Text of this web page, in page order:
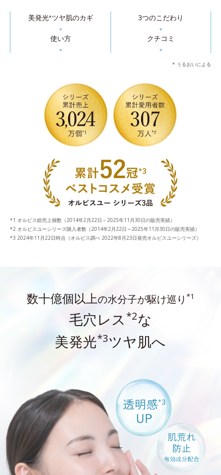
美発光*ツヤ肌のカギ
▼
3つのこだわり
▼
使い方
▼
クチコミ
▼
* うるおいによる
オルビス総売上個数（2014年2月22日～2025年11月30日の販売実績）
オルビスユーシリーズ購入者数（2014年2月22日～2025年11月30日の販売実績）
2024年11月22日時点（オルビス調べ 2022年8月23日発売オルビスユーシリーズ）
数十億個以上の水分子が駆け巡り *1
毛穴レス *2な
美発光*3ツヤ肌へ